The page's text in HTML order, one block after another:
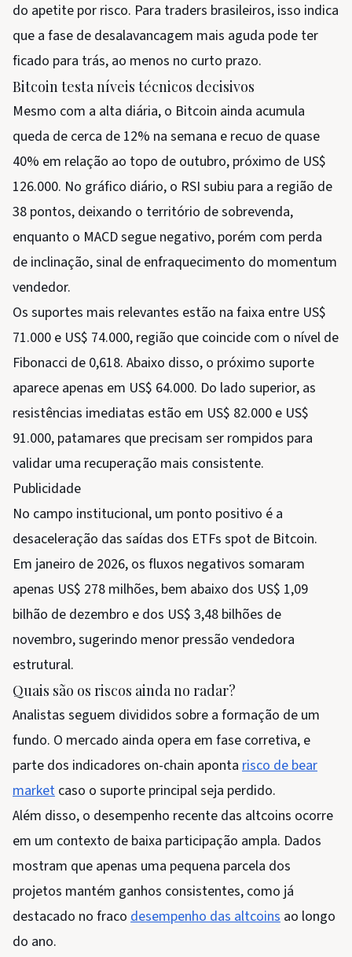
do apetite por risco. Para traders brasileiros, isso indica
que a fase de desalavancagem mais aguda pode ter
ficado para trás, ao menos no curto prazo.
Bitcoin testa níveis técnicos decisivos
Mesmo com a alta diária, o Bitcoin ainda acumula
queda de cerca de 12% na semana e recuo de quase
40% em relação ao topo de outubro, próximo de US$
126.000. No gráfico diário, o RSI subiu para a região de
38 pontos, deixando o território de sobrevenda,
enquanto o MACD segue negativo, porém com perda
de inclinação, sinal de enfraquecimento do momentum
vendedor.
Os suportes mais relevantes estão na faixa entre US$
71.000 e US$ 74.000, região que coincide com o nível de
Fibonacci de 0,618. Abaixo disso, o próximo suporte
aparece apenas em US$ 64.000. Do lado superior, as
resistências imediatas estão em US$ 82.000 e US$
91.000, patamares que precisam ser rompidos para
validar uma recuperação mais consistente.
Publicidade
No campo institucional, um ponto positivo é a
desaceleração das saídas dos ETFs spot de Bitcoin.
Em janeiro de 2026, os fluxos negativos somaram
apenas US$ 278 milhões, bem abaixo dos US$ 1,09
bilhão de dezembro e dos US$ 3,48 bilhões de
novembro, sugerindo menor pressão vendedora
estrutural.
Quais são os riscos ainda no radar?
Analistas seguem divididos sobre a formação de um
fundo. O mercado ainda opera em fase corretiva, e
parte dos indicadores on-chain aponta risco de bear
market caso o suporte principal seja perdido.
Além disso, o desempenho recente das altcoins ocorre
em um contexto de baixa participação ampla. Dados
mostram que apenas uma pequena parcela dos
projetos mantém ganhos consistentes, como já
destacado no fraco desempenho das altcoins ao longo
do ano.